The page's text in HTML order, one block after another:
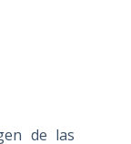
de las